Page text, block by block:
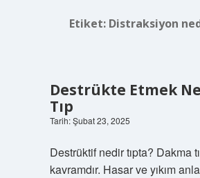
Etiket: Distraksiyon
Destrükte Etmek
Tıp
Tarih: Şubat 23, 2025
Destrüktif nedir tıpta? Dakma
kavramdır. Hasar ve yıkım